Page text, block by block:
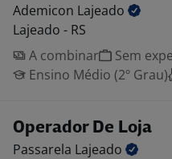
Ademicon Lajeado
Lajeado - RS
A combinar
Sem
Ensino Médio (2º Grau)
Operador De Loja
Passarela Lajeado